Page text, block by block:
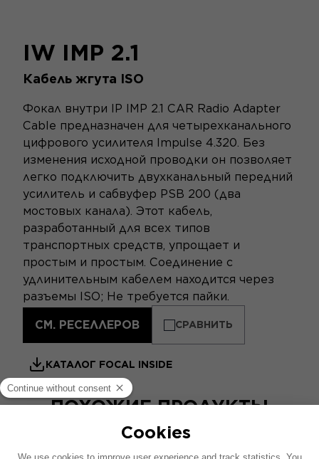
IW IMP 2.1
Кабель жгута ISO
Фокал внутри IP IMP 2.1 CAR Radio Adapter
Cable предназначен для четырехканального
цифрового усилителя Impulse 4.320. Без
изменения исходной проводки он позволяет
легко подключить двухканальный передний
усилитель и сабвуфер PSB 200 (два
мостовых канала). Этот кабель,
разработанный для всех типов
транспортных средств, упрощает и
простым и простым. Соединение с
удлинительным кабелем находится через
разъемы ISO; Не требуется пайки.
СМ. РЕСЕЛЛЕРОВ СРАВНИТЬ
КАТАЛОГ FOCAL INSIDE
ПОХОЖИЕ ПРОДУКТЫ